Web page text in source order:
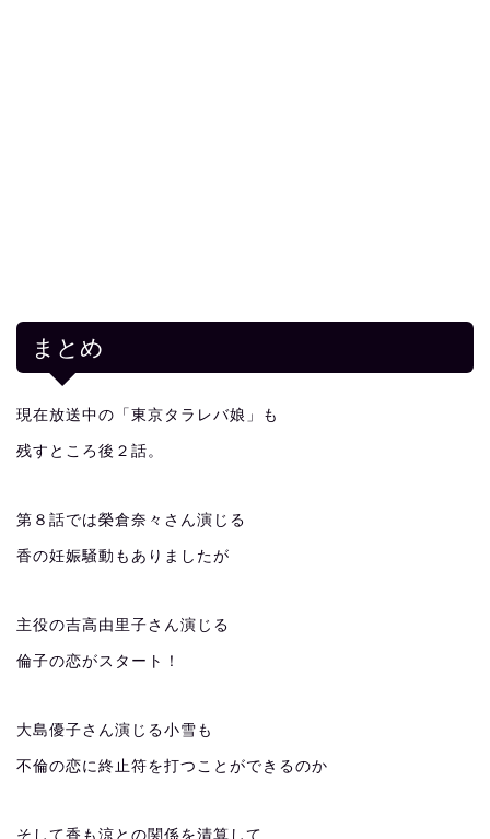
まとめ
現在放送中の「東京タラレバ娘」も
残すところ後２話。
第８話では榮倉奈々さん演じる
香の妊娠騒動もありましたが
主役の吉高由里子さん演じる
倫子の恋がスタート！
大島優子さん演じる小雪も
不倫の恋に終止符を打つことができるのか
そして香も涼との関係を清算して